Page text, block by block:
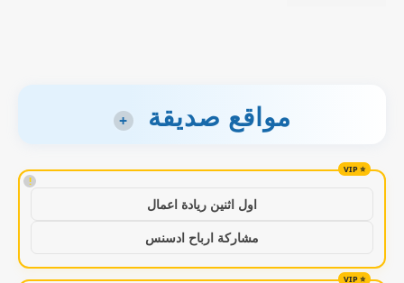
مواقع صديقة +
!
اول اثنين ريادة اعمال
مشاركة ارباح ادسنس